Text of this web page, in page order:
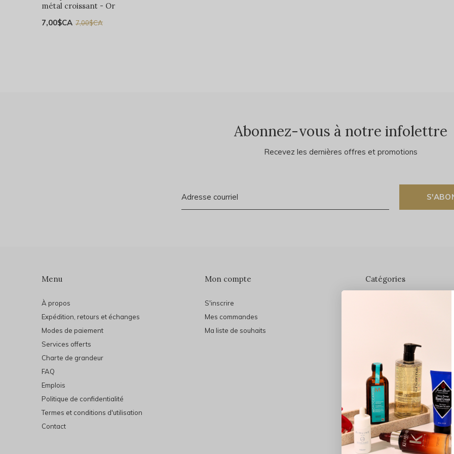
métal croissant - Or
7,00$CA 7,00$CA
Abonnez-vous à notre infolettre
Recevez les dernières offres et promotions
Menu
À propos
Expédition, retours et échanges
Modes de paiement
Services offerts
Charte de grandeur
FAQ
Emplois
Politique de confidentialité
Termes et conditions d'utilisation
Contact
Mon compte
S'inscrire
Mes commandes
Ma liste de souhaits
Catégories
Soins du visage
Maquillage
Bain et Corps
Bijoux